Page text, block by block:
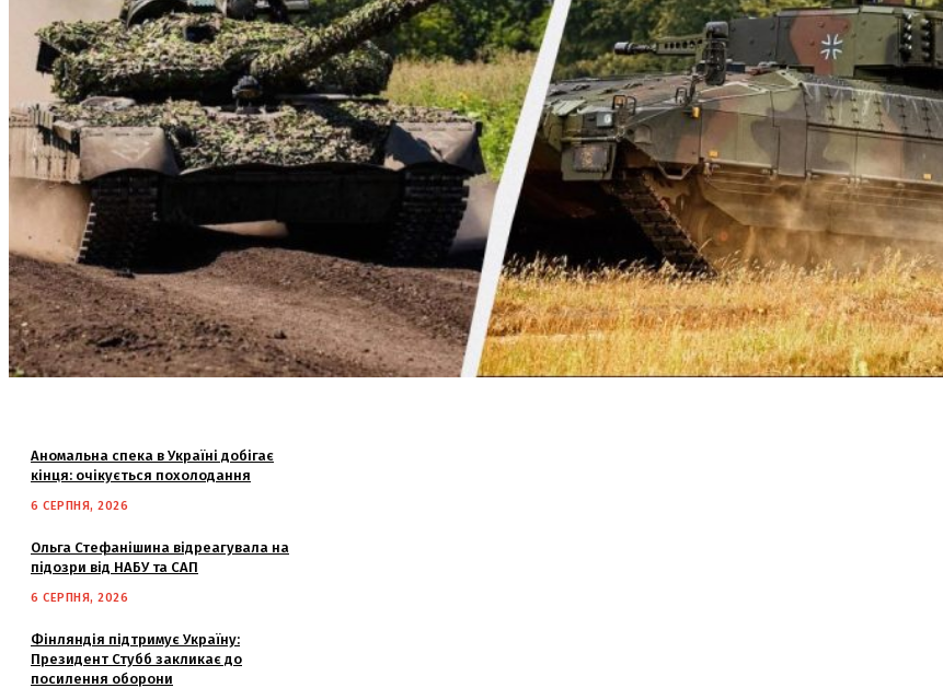
Аномальна спека в Україні добігає
кінця: очікується похолодання
6 СЕРПНЯ, 2026
Ольга Стефанішина відреагувала на
підозри від НАБУ та САП
6 СЕРПНЯ, 2026
Фінляндія підтримує Україну:
Президент Стубб закликає до
посилення оборони